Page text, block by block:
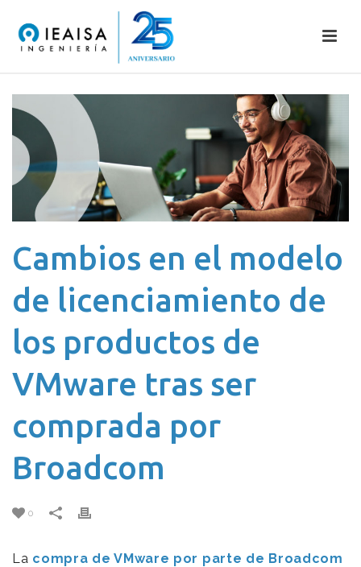
Cambios en el modelo
de licenciamiento de
los productos de
VMware tras ser
comprada por
Broadcom
0
La compra de VMware por parte de Broadcom